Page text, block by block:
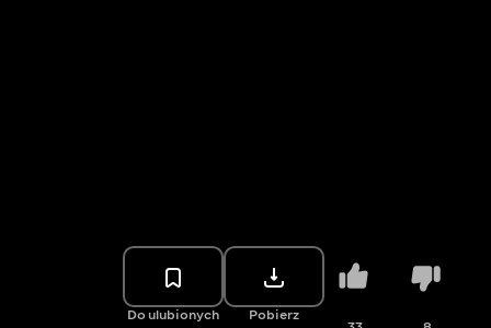
Do ulubionych Pobierz